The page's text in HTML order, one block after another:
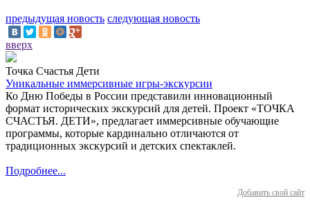
предыдущая новость следующая новость
вверх
Точка Счастья Дети
Уникальные иммерсивные игры-экскурсии
Ко Дню Победы в России представили инновационный
формат исторических экскурсий для детей. Проект «ТОЧКА
СЧАСТЬЯ. ДЕТИ», предлагает иммерсивные обучающие
программы, которые кардинально отличаются от
традиционных экскурсий и детских спектаклей.
Подробнее...
Добавить свой сайт